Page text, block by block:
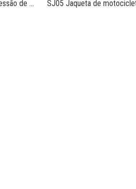
SJ08 Ones motocicleta alta pressão de água respirável impermeável durável capa de chuva passeio suburbano